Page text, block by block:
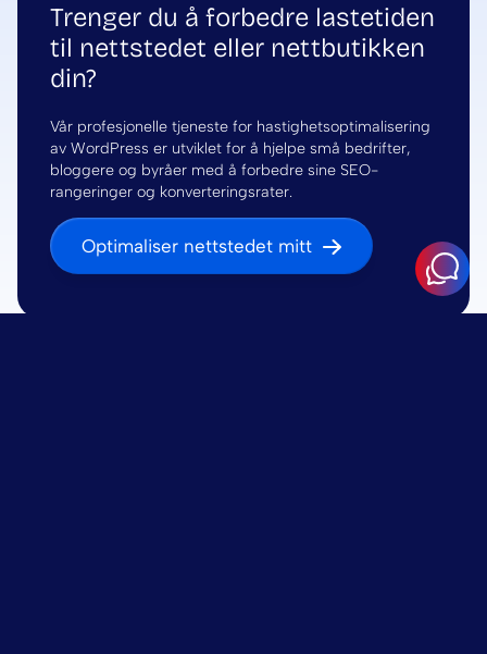
Trenger du å forbedre lastetiden
til nettstedet eller nettbutikken
din?
Vår profesjonelle tjeneste for hastighetsoptimalisering
av WordPress er utviklet for å hjelpe små bedrifter,
bloggere og byråer med å forbedre sine SEO-
rangeringer og konverteringsrater.
Optimaliser nettstedet mitt